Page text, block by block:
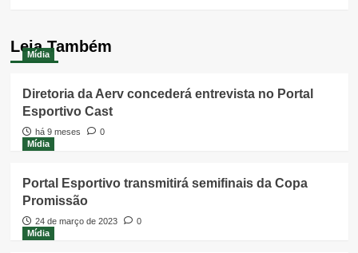
Leia Também
Mídia
Diretoria da Aerv concederá entrevista no Portal
Esportivo Cast
há 9 meses
0
Mídia
Portal Esportivo transmitirá semifinais da Copa
Promissão
24 de março de 2023
0
Mídia